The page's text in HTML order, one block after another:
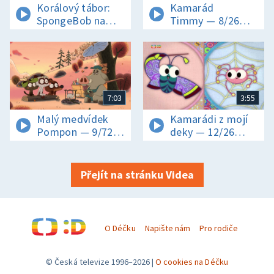
Animovaný seriál
Ovoce
Korálový tábor:
SpongeBob na
dně mládí —
Moudrý Kraken /
Squatch záměna
Kamarád
Timmy — 8/26
Balerína Timmy
7:03
Malý medvídek
Pompon — 9/72
Bylo jednou jedno
3:55
Kamarádi z mojí
deky — 12/26
Lenochod
Přejít na stránku Videa
O Déčku Napište nám Pro rodiče
© Česká televize 1996–2026 O cookies na Déčku